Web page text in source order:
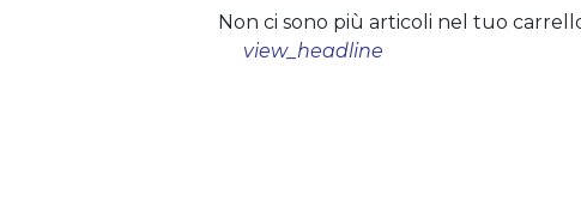
Non ci sono più articoli nel tuo
view_headline